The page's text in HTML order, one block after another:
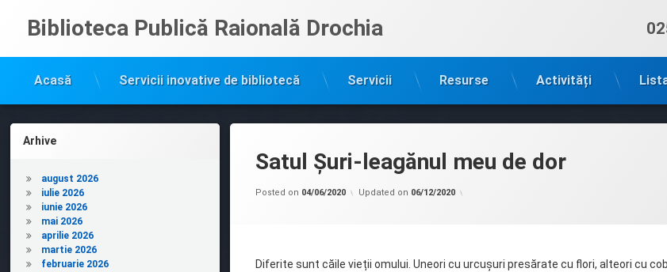
Biblioteca Publică Raională Drochia
Acasă Servicii inovative de bibliotecă Servicii Resurse Activități
Satul Șuri-leagănul meu de dor
Posted on 04/06/2020 Updated on 06/12/2020
Diferite sunt căile vieții omului. Uneori cu urcușuri presărate cu flori, alteori cu
Arhive
august 2026
iulie 2026
iunie 2026
mai 2026
aprilie 2026
martie 2026
februarie 2026